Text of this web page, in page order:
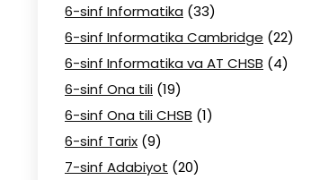
6-sinf Informatika (33)
6-sinf Informatika Cambridge (22)
6-sinf Informatika va AT CHSB (4)
6-sinf Ona tili (19)
6-sinf Ona tili CHSB (1)
6-sinf Tarix (9)
7-sinf Adabiyot (20)